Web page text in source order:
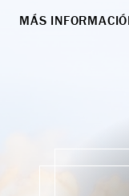
MÁS